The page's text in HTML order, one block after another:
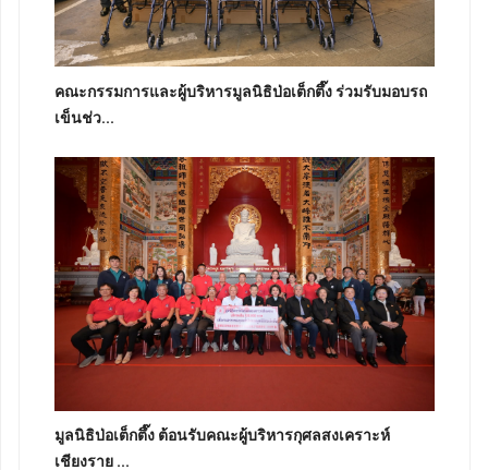
คณะกรรมการและผู้บริหารมูลนิธิป่อเต็กตึ๊ง ร่วมรับมอบรถ
เข็นช่ว...
มูลนิธิป่อเต็กตึ๊ง ต้อนรับคณะผู้บริหารกุศลสงเคราะห์
เชียงราย ...